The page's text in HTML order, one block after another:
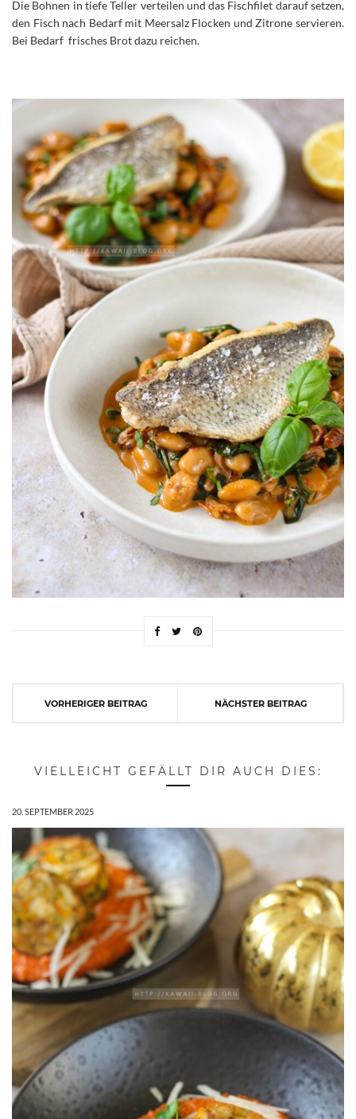
Die Bohnen in tiefe Teller verteilen und das Fischfilet darauf setzen,
den Fisch nach Bedarf mit Meersalz Flocken und Zitrone servieren.
Bei Bedarf frisches Brot dazu reichen.
VORHERIGER BEITRAG NÄCHSTER BEITRAG
VIELLEICHT GEFÄLLT DIR AUCH DIES:
20. SEPTEMBER 2025